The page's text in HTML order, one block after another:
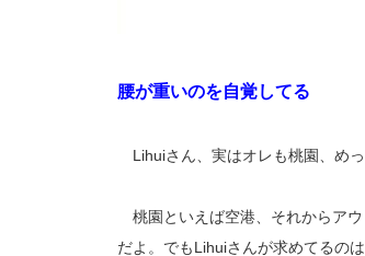
腰が重いのを自覚してる
Lihuiさん、実はオレも桃園、めっ
桃園といえば空港、それからア
だよ。でもLihuiさんが求めてるの